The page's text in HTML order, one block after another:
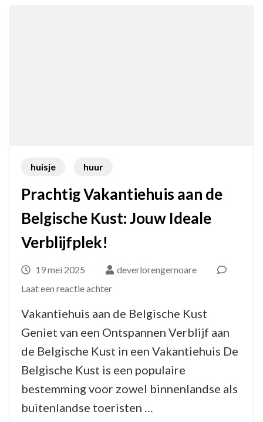
huisje huur
Prachtig Vakantiehuis aan de
Belgische Kust: Jouw Ideale
Verblijfplek!
19 mei 2025
deverlorengernoare
Laat een reactie achterop
Vakantiehuis aan de Belgische Kust
Geniet van een Ontspannen Verblijf aan
de Belgische Kust in een Vakantiehuis De
Belgische Kust is een populaire
bestemming voor zowel binnenlandse als
buitenlandse toeristen …